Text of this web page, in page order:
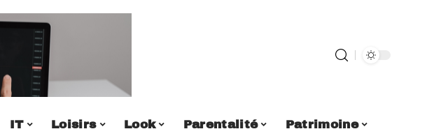
IT Loisirs Look Parentalité Patrimoine